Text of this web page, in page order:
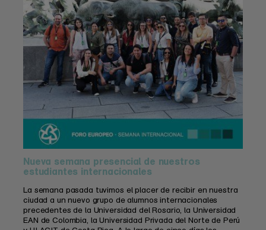
Nueva semana presencial de nuestros
estudiantes internacionales
La semana pasada tuvimos el placer de recibir en nuestra
ciudad a un nuevo grupo de alumnos internacionales
precedentes de la Universidad del Rosario, la Universidad
EAN de Colombia, la Universidad Privada del Norte de Perú